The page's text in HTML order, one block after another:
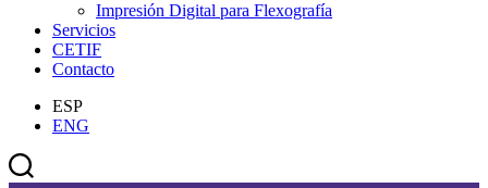
Impresión Digital para Flexografía
Servicios
CETIF
Contacto
ESP
ENG